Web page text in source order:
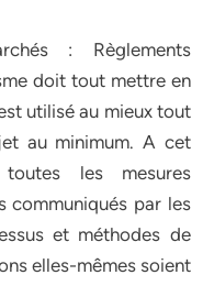
: Règlements
doit tout mettre en
utilisé au mieux tout
au minimum. A cet
les mesures
communiqués par les
et méthodes de
elles-mêmes soient